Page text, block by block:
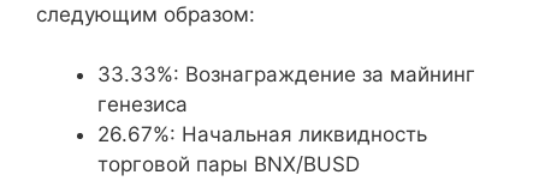
следующим образом:
33.33%: Вознаграждение за майнинг
генезиса
26.67%: Начальная ликвидность
торговой пары BNX/BUSD